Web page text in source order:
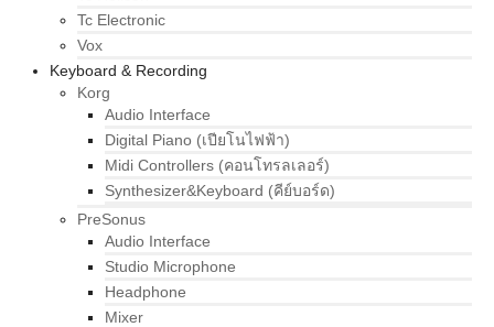
Tc Electronic
Vox
Keyboard & Recording
Korg
Audio Interface
Digital Piano (เปียโนไฟฟ้า)
Midi Controllers (คอนโทรลเลอร์)
Synthesizer&Keyboard (คีย์บอร์ด)
PreSonus
Audio Interface
Studio Microphone
Headphone
Mixer